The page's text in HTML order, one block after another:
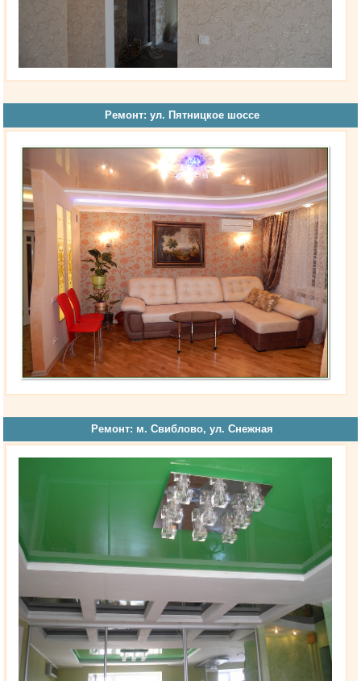
Ремонт: ул. Пятницкое шоссе
Ремонт: м. Свиблово, ул. Снежная